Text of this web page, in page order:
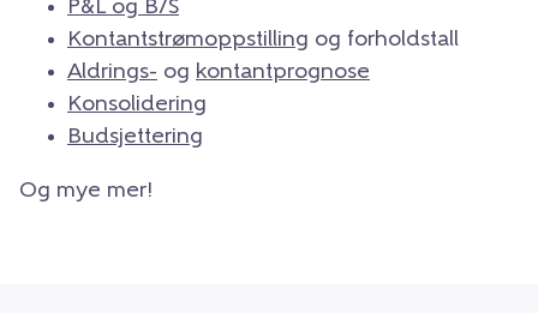
P&L og B/S
Kontantstrømoppstilling og forholdstall
Aldrings- og kontantprognose
Konsolidering
Budsjettering
Og mye mer!